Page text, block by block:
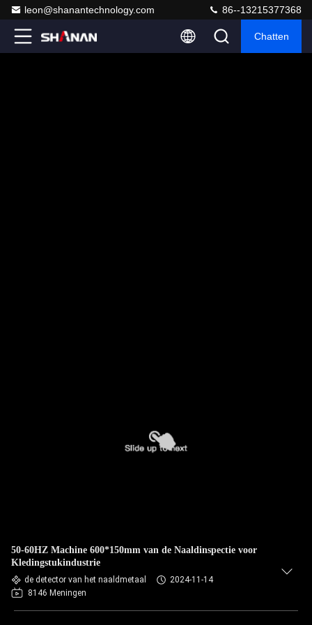
leon@shanantechnology.com 86--13215377368
Chatten
50-60HZ Machine 600*150mm van de Naaldinspectie voor
Kledingstukindustrie
de detector van het naaldmetaal
2024-11-14
8146 Meningen